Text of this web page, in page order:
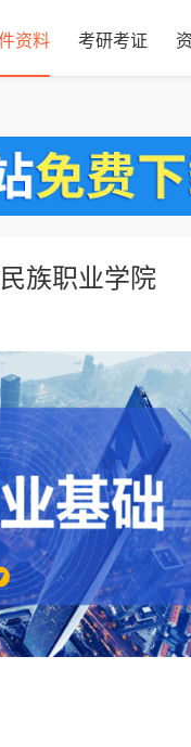
资料 考研考证
族职业学院